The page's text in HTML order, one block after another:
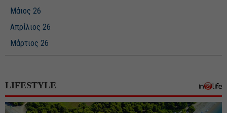
Μάιος 26
Απρίλιος 26
Μάρτιος 26
Δεκέμβριος 25
Νοέμβριος 25
LIFESTYLE